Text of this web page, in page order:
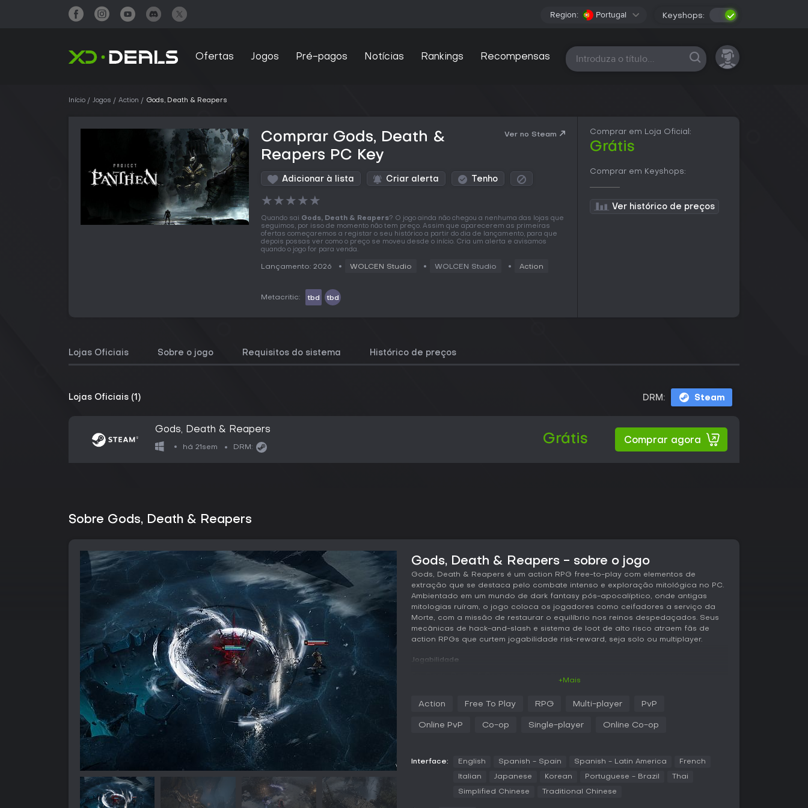
Region: Portugal Keyshops:
Ofertas Jogos Pré-pagos Notícias Rankings Recompensas Todas as plataformas
Início Jogos Action Gods, Death & Reapers
Comprar Gods, Death &
Reapers PC Key
Ver no Steam
Adicionar à lista Criar alerta Tenho
★★★★★
Quando sai Gods, Death & Reapers? O jogo ainda não chegou a nenhuma das lojas que
seguimos, por isso de momento não tem preço. Assim que aparecerem as primeiras
ofertas começaremos a registar o seu histórico a partir do dia de lançamento, para que
depois possas ver como o preço se moveu desde o início. Cria um alerta e avisamos
quando o jogo for para venda.
Lançamento: 2026 WOLCEN Studio WOLCEN Studio Action
Metacritic: tbd tbd
Comprar em Loja Oficial:
Grátis
Comprar em Keyshops:
Ver histórico de preços
Lojas Oficiais Sobre o jogo Requisitos do sistema Histórico de preços
Lojas Oficiais (1) DRM: Steam
Gods, Death & Reapers
há 21sem DRM:
Grátis Comprar agora
Sobre Gods, Death & Reapers
Gods, Death & Reapers - sobre o jogo
Gods, Death & Reapers é um action RPG free-to-play com elementos de
extração que se destaca pelo combate intenso e exploração mitológica no PC.
Ambientado em um mundo de dark fantasy pós-apocalíptico, onde antigas
mitologias ruíram, o jogo coloca os jogadores como ceifadores a serviço da
Morte, com a missão de restaurar o equilíbrio nos reinos despedaçados. Seus
mecânicas de hack-and-slash e sistema de loot de alto risco atraem fãs de
action RPGs que curtem jogabilidade risk-reward, seja solo ou multiplayer.
Jogabilidade
de se aventurar. O combate foca em hack-and-slash dinâmico, com domínio de
extração traz tensão: cumpra objetivos e extraia para guardar o loot, ou morra
jogadores rivais. Medidas rigorosas de anti-cheat garantem jogatina justa, e o
feedback da comunidade guia o desenvolvimento contínuo.
As mecânicas priorizam progressão via quests e coleta de loot, em um ambiente
+Mais
Action Free To Play RPG Multi-player PvP
Online PvP Co-op Single-player Online Co-op
Interface: English Spanish - Spain Spanish - Latin America French
Italian Japanese Korean Portuguese - Brazil Thai
Simplified Chinese Traditional Chinese